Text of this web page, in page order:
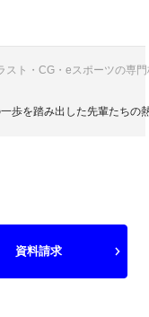
ト・CG・eスポーツの専
歩を踏み出した先輩たちの
資料請求